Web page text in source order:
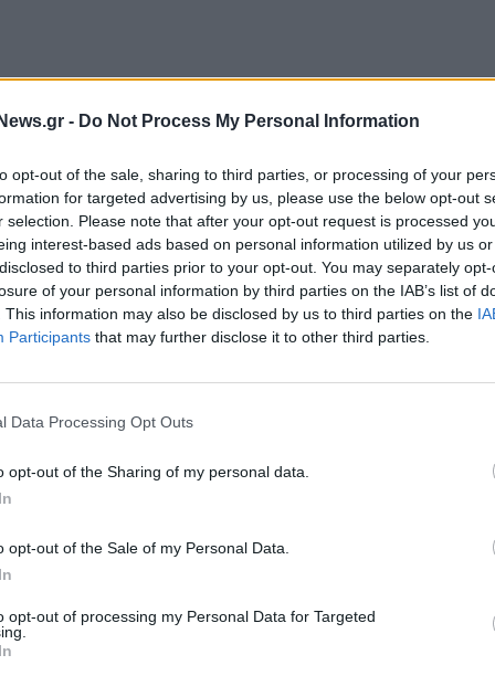
- Do Not Process My Personal Information
opt-out of the sale, sharing to third parties, or processing of your
for targeted advertising by us, please use the below opt-out
selection. Please note that after your opt-out request is processed
interest-based ads based on personal information utilized by us
to third parties prior to your opt-out. You may separately
of your personal information by third parties on the IAB’s list of
This information may also be disclosed by us to third parties on the
Participants that may further disclose it to other third parties.
Data Processing Opt Outs
opt-out of the Sharing of my personal data.
opt-out of the Sale of my Personal Data.
opt-out of processing my Personal Data for Targeted
ευρωβουλευτές ενέκριναν την πρόταση για
της Ευρωπαϊκής Ένωσης (ΤΑΕΕ), η οποία θα
(30 εκατ. ευρώ και 2,3 εκατ. ευρώ
ανάκαμψης. Η στήριξη της ΕΕ θα
καταστάσεων έκτακτης ανάγκης,
υποδομών και δημόσιων υπηρεσιών, του
και της παροχής προσωρινής
μέτρων ανάκαμψης.
Ιούλιο του 2025 έπληξαν κυρίως τις περιφέρειες